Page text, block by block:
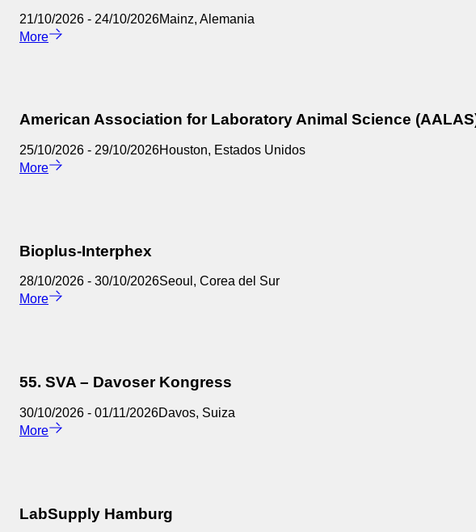
21/10/2026 - 24/10/2026Mainz, Alemania
More
American Association for Laboratory Animal Science
25/10/2026 - 29/10/2026Houston, Estados Unidos
More
Bioplus-Interphex
28/10/2026 - 30/10/2026Seoul , Corea del Sur
More
55. SVA – Davoser Kongress
30/10/2026 - 01/11/2026Davos, Suiza
More
LabSupply Hamburg